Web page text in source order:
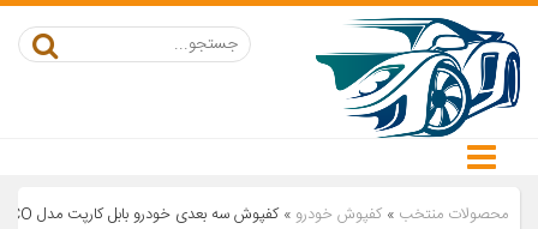
محصولات منتخب » کفپوش خودرو »کفپوش سه بعدی خودرو بابل کارپت مدل ECCO مناسب برای کوییک پلاس